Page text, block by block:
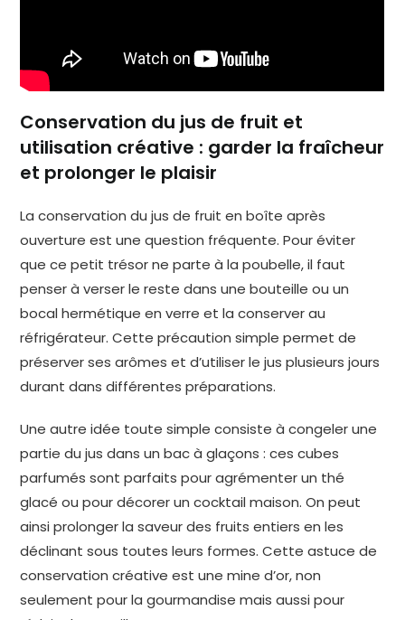
Conservation du jus de fruit et
utilisation créative : garder la fraîcheur
et prolonger le plaisir
La conservation du jus de fruit en boîte après
ouverture est une question fréquente. Pour éviter
que ce petit trésor ne parte à la poubelle, il faut
penser à verser le reste dans une bouteille ou un
bocal hermétique en verre et la conserver au
réfrigérateur. Cette précaution simple permet de
préserver ses arômes et d’utiliser le jus plusieurs jours
durant dans différentes préparations.
Une autre idée toute simple consiste à congeler une
partie du jus dans un bac à glaçons : ces cubes
parfumés sont parfaits pour agrémenter un thé
glacé ou pour décorer un cocktail maison. On peut
ainsi prolonger la saveur des fruits entiers en les
déclinant sous toutes leurs formes. Cette astuce de
conservation créative est une mine d’or, non
seulement pour la gourmandise mais aussi pour